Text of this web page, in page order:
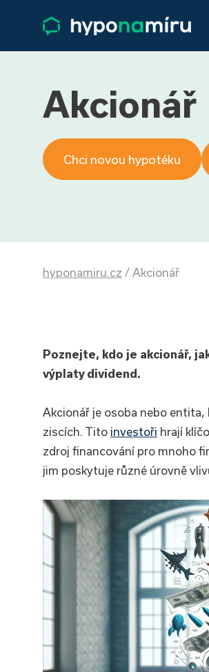
Akcionář
Chci novou hypotéku
hyponamiru.cz / Akcionář
Poznejte, kdo je akcionář,
výplaty dividend.
Akcionář je osoba nebo entita,
ziscích. Tito investoři hrají
zdroj financování pro mnoho
jim poskytuje různé úrovně